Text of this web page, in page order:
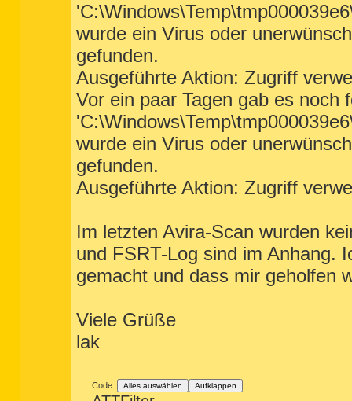
wurde ein Virus oder
gefunden.
Ausgeführte Aktion: Zugriff
Vor ein paar Tagen gab es noch
wurde ein Virus oder
gefunden.
Ausgeführte Aktion: Zugriff
Im letzten Avira-Scan wurden
und FSRT-Log sind im Anhang.
gemacht und dass mir geholfen
Viele Grüße
lak
Code: Alles auswählen Aufklappen